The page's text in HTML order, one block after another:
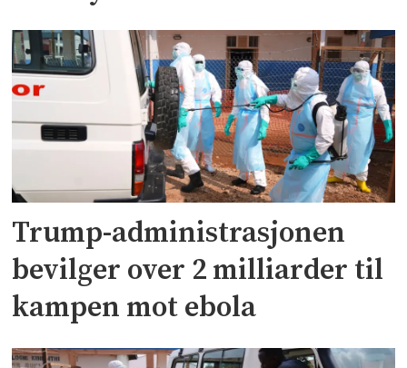
Trump-administrasjonen
bevilger over 2 milliarder til
kampen mot ebola